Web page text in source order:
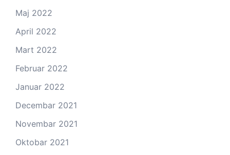
Maj 2022
April 2022
Mart 2022
Februar 2022
Januar 2022
Decembar 2021
Novembar 2021
Oktobar 2021